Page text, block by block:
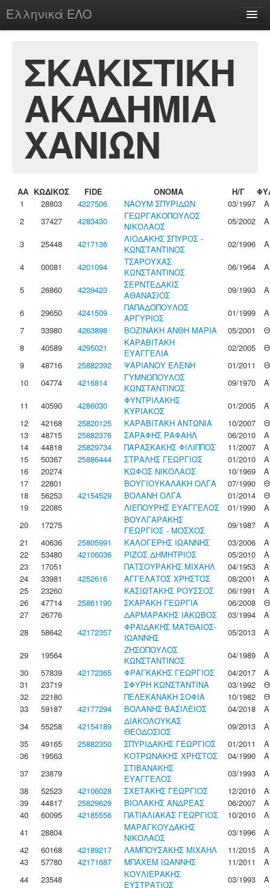
Ελληνικά ΕΛΟ
chesstu.be @ discord
Login
ΣΚΑΚΙΣΤΙΚΗ
ΑΚΑΔΗΜΙΑ
ΧΑΝΙΩΝ
ΑΑ ΚΩΔΙΚΟΣ FIDE ΟΝΟΜΑ Η/Γ
1
28803 4227506 ΝΑΟΥΜ ΣΠΥΡΙΔΩΝ 03/1997
Α
2
37427 4283430
ΓΕΩΡΓΑΚΟΠΟΥΛΟΣ
ΝΙΚΟΛΑΟΣ
05/2002
Α
3
25448 4217136
ΛΙΟΔΑΚΗΣ ΣΠΥΡΟΣ -
ΚΩΝΣΤΑΝΤΙΝΟΣ
02/1996
Α
4
00081 4201094
ΤΣΑΡΟΥΧΑΣ
ΚΩΝΣΤΑΝΤΙΝΟΣ
06/1964
Α
5
26860 4239423
ΣΕΡΝΤΕΔΑΚΙΣ
ΑΘΑΝΑΣΙΟΣ
09/1993
Α
6
29650 4241509
ΠΑΠΑΔΟΠΟΥΛΟΣ
ΑΡΓΥΡΙΟΣ
01/1999
Α
7
33980 4263898 ΒΟΖΙΝΑΚΗ ΑΝΘΗ ΜΑΡΙΑ 05/2001
Θ
8
40589 4295021
ΚΑΡΑΒΙΤΑΚΗ
ΕΥΑΓΓΕΛΙΑ
02/2005
Θ
9
48716 25882392 ΨΑΡΙΑΝΟΥ ΕΛΕΝΗ 01/2011
Θ
10
04774 4216814
ΓΥΜΝΟΠΟΥΛΟΣ
ΚΩΝΣΤΑΝΤΙΝΟΣ
09/1970
Α
11
40590 4286030
ΦΥΝΤΡΙΛΑΚΗΣ
ΚΥΡΙΑΚΟΣ
01/2005
Α
12
42168 25820125 ΚΑΡΑΒΙΤΑΚΗ ΑΝΤΩΝΙΑ 10/2007
Θ
13
48715 25882376 ΣΑΡΑΦΗΣ ΡΑΦΑΗΛ 06/2010
Α
14
44818 25829734 ΠΑΡΑΣΚΑΚΗΣ ΦΙΛΙΠΠΟΣ 11/2007
Α
15
50367 25886444 ΣΤΡΑΛΗΣ ΓΕΩΡΓΙΟΣ 01/2010
Α
16
20274 ΚΩΦΟΣ ΝΙΚΟΛΑΟΣ 10/1969
Α
17
22801 ΒΟΥΓΙΟΥΚΑΛΑΚΗ ΟΛΓΑ 07/1990
Θ
18
56253 42154529 ΒΟΛΑΝΗ ΟΛΓΑ 01/2014
Θ
19
22085 ΛΙΕΠΟΥΡΗΣ ΕΥΑΓΓΕΛΟΣ 01/1990
Α
20
17275
ΒΟΥΛΓΑΡΑΚΗΣ
ΓΕΩΡΓΙΟΣ - ΜΟΣΧΟΣ
09/1987
Α
21
40636 25805991 ΚΑΛΟΓΕΡΗΣ ΙΩΑΝΝΗΣ 03/2006
Α
22
53480 42106036 ΡΙΖΟΣ ΔΗΜΗΤΡΙΟΣ 05/2010
Α
23
17051 ΠΑΤΣΟΥΡΑΚΗΣ ΜΙΧΑΗΛ 04/1953
Α
24
33981 4252616 ΑΓΓΕΛΑΤΟΣ ΧΡΗΣΤΟΣ 08/2001
Α
25
23260 ΚΑΣΙΩΤΑΚΗΣ ΡΟΥΣΣΟΣ 06/1991
Α
26
47714 25861190 ΣΚΑΡΑΚΗ ΓΕΩΡΓΙΑ 06/2008
Θ
27
26776 ΔΑΡΜΑΡΑΚΗΣ ΙΑΚΩΒΟΣ 03/1994
Α
28
58642 42172357
ΦΡΑΪΔΑΚΗΣ ΜΑΤΘΑΙΟΣ-
ΙΩΑΝΝΗΣ
05/2013
Α
29
19564
ΖΗΣΟΠΟΥΛΟΣ
ΚΩΝΣΤΑΝΤΙΝΟΣ
04/1989
Α
30
57839 42172365 ΦΡΑΓΚΑΚΗΣ ΓΕΩΡΓΙΟΣ 04/2017
Α
31
23719 ΣΦΥΡΗ ΚΩΝΣΤΑΝΤΙΝΑ 03/1992
Θ
32
22180 ΠΕΛΕΚΑΝΑΚΗ ΣΟΦΙΑ 10/1982
Θ
33
59187 42177294 ΒΟΛΑΝΗΣ ΒΑΣΙΛΕΙΟΣ 04/2018
Α
34
55258 42154189
ΔΙΑΚΟΛΟΥΚΑΣ
ΘΕΟΔΟΣΙΟΣ
09/2013
Α
35
49165 25882350 ΣΠΥΡΙΔΑΚΗΣ ΓΕΩΡΓΙΟΣ 01/2011
Α
36
19563 ΚΟΤΡΩΝΑΚΗΣ ΧΡΗΣΤΟΣ 04/1990
Α
37
23879
ΣΤΙΒΑΝΑΚΗΣ
ΕΥΑΓΓΕΛΟΣ
03/1993
Α
38
52523 42106028 ΣΧΕΤΑΚΗΣ ΓΕΩΡΓΙΟΣ 12/2010
Α
39
44817 25829629 ΒΙΟΛΑΚΗΣ ΑΝΔΡΕΑΣ 06/2007
Α
40
60095 42185556 ΠΑΤΙΑΛΙΑΚΑΣ ΓΕΩΡΓΙΟΣ 10/2010
Α
41
28804
ΜΑΡΑΓΚΟΥΔΑΚΗΣ
ΝΙΚΟΛΑΟΣ
03/1996
Α
42
60168 42189217 ΛΑΜΠΟΥΣΑΚΗΣ ΜΙΧΑΗΛ 11/2015
Α
43
57780 42171687 ΜΠΑΧΕΜ ΙΩΑΝΝΗΣ 11/2011
Α
44
23548
ΚΟΥΛΙΕΡΑΚΗΣ
ΕΥΣΤΡΑΤΙΟΣ
03/1993
Α